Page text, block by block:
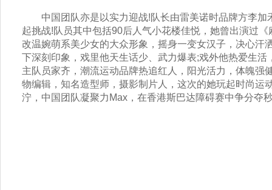
中国团队亦是以实力迎战!队长由雷美诺时品牌方李加
起挑战!队员其中包括90后人气小花楼佳悦，她曾出演过
改温婉萌系美少女的大众形象，摇身一变女汉子，决心
下深刻印象，戏里他天生话少、武力爆表;戏外他热爱生
主队员家齐，潮流运动品牌热追红人，阳光活力，体魄
物编辑，知名造型师，摄影制片人，这次的她玩起时尚
泞，中国团队凝聚力Max，在香港斯巴达障碍赛中争分夺